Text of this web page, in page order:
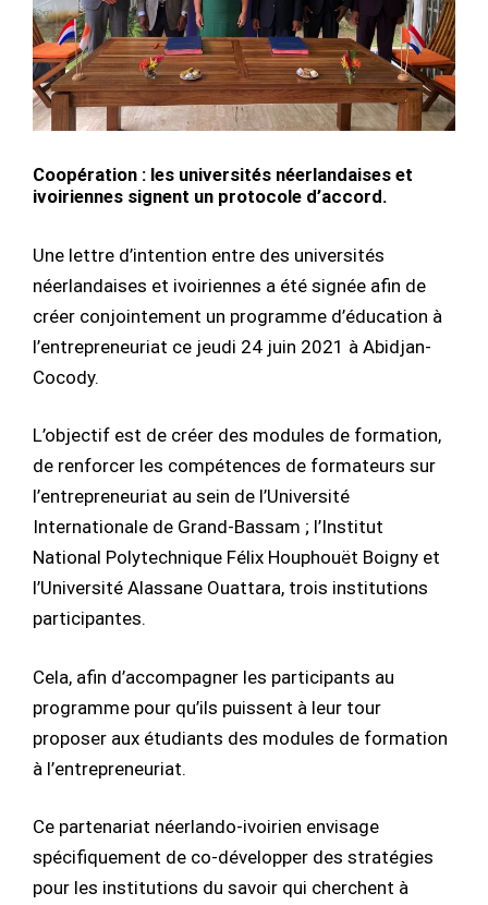
Coopération : les universités néerlandaises et
ivoiriennes signent un protocole d’accord.
Une lettre d’intention entre des universités
néerlandaises et ivoiriennes a été signée afin de
créer conjointement un programme d’éducation à
l’entrepreneuriat ce jeudi 24 juin 2021 à Abidjan-
Cocody.
L’objectif est de créer des modules de formation,
de renforcer les compétences de formateurs sur
l’entrepreneuriat au sein de l’Université
Internationale de Grand-Bassam ; l’Institut
National Polytechnique Félix Houphouët Boigny et
l’Université Alassane Ouattara, trois institutions
participantes.
Cela, afin d’accompagner les participants au
programme pour qu’ils puissent à leur tour
proposer aux étudiants des modules de formation
à l’entrepreneuriat.
Ce partenariat néerlando-ivoirien envisage
spécifiquement de co-développer des stratégies
pour les institutions du savoir qui cherchent à